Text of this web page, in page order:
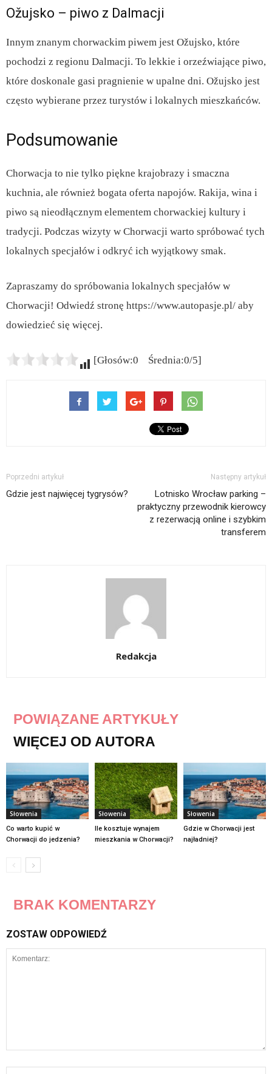
Ožujsko – piwo z Dalmacji
Innym znanym chorwackim piwem jest Ožujsko, które
pochodzi z regionu Dalmacji. To lekkie i orzeźwiające piwo,
które doskonale gasi pragnienie w upalne dni. Ožujsko jest
często wybierane przez turystów i lokalnych mieszkańców.
Podsumowanie
Chorwacja to nie tylko piękne krajobrazy i smaczna
kuchnia, ale również bogata oferta napojów. Rakija, wina i
piwo są nieodłącznym elementem chorwackiej kultury i
tradycji. Podczas wizyty w Chorwacji warto spróbować tych
lokalnych specjałów i odkryć ich wyjątkowy smak.
Zapraszamy do spróbowania lokalnych specjałów w
Chorwacji! Odwiedź stronę https://www.autopasje.pl/ aby
dowiedzieć się więcej.
[Głosów:0 Średnia:0/5]
Poprzedni artykuł
Gdzie jest najwięcej tygrysów?
Następny artykuł
Lotnisko Wrocław parking –
praktyczny przewodnik kierowcy
z rezerwacją online i szybkim
transferem
Redakcja
POWIĄZANE ARTYKUŁY
WIĘCEJ OD AUTORA
Słowenia
Co warto kupić w
Chorwacji do jedzenia?
Słowenia
Ile kosztuje wynajem
mieszkania w Chorwacji?
Słowenia
Gdzie w Chorwacji jest
najładniej?
BRAK KOMENTARZY
ZOSTAW ODPOWIEDŹ